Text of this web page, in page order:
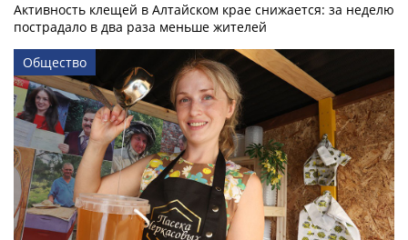
Активность клещей в Алтайском крае снижается: за неделю
пострадало в два раза меньше жителей
Общество